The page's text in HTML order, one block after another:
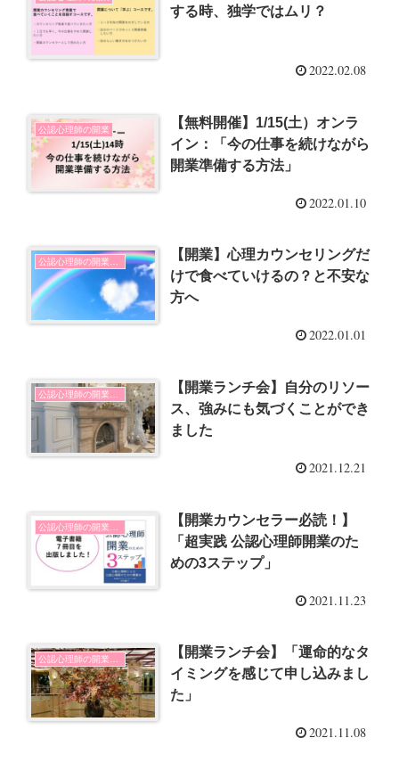
する時、独学ではムリ？
2022.02.08
公認心理師の開業
【無料開催】1/15(土）オンラ
イン：「今の仕事を続けながら
開業準備する方法」
2022.01.10
公認心理師の開業とSNSの使い方
【開業】心理カウンセリングだ
けで食べていけるの？と不安な
方へ
2022.01.01
【開業ランチ会】自分のリソー
ス、強みにも気づくことができ
ました
2021.12.21
【開業カウンセラー必読！】
「超実践 公認心理師開業のた
めの3ステップ」
2021.11.23
【開業ランチ会】「運命的なタ
イミングを感じて申し込みまし
た」
2021.11.08